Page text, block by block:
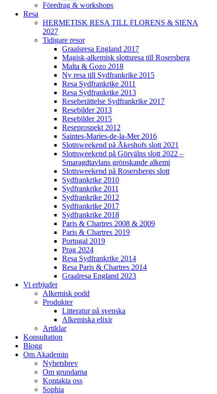
Föredrag & workshops
Resa
HERMETISK RESA TILL FLORENS & SIENA
2027
Tidigare resor
Graalsresa England 2017
Magisk-alkemisk slottsresa till Rosersberg
Malta & Gozo 2018
Ny resa till Sydfrankrike 2015
Resa Sydfrankrike 2011
Resa Sydfrankrike 2013
Reseberättelse Sydfrankrike 2017
Resebilder 2013
Resebilder 2015
Reseprospekt 2012
Saintes-Maries-de-la-Mer 2016
Slottsweekend på Åkeshofs slott 2021
Slottsweekend på Görvälns slott 2022 –
Smaragdtavlans grönskande alkemi
Slottsweekend på Rosersbergs slott
Sydfrankrike 2010
Sydfrankrike 2011
Sydfrankrike 2012
Sydfrankrike 2017
Sydfrankrike 2018
Paris & Chartres 2008 & 2009
Paris & Chartres 2019
Portugal 2019
Prag 2024
Resa Sydfrankrike 2014
Resa Paris & Chartres 2014
Graalresa England 2023
Vi erbjuder
Alkemisk podd
Produkter
Litteratur på svenska
Alkemiska elixir
Artiklar
Konsultation
Blogg
Om Akademin
Nyhetsbrev
Om grundarna
Kontakta oss
Sophia